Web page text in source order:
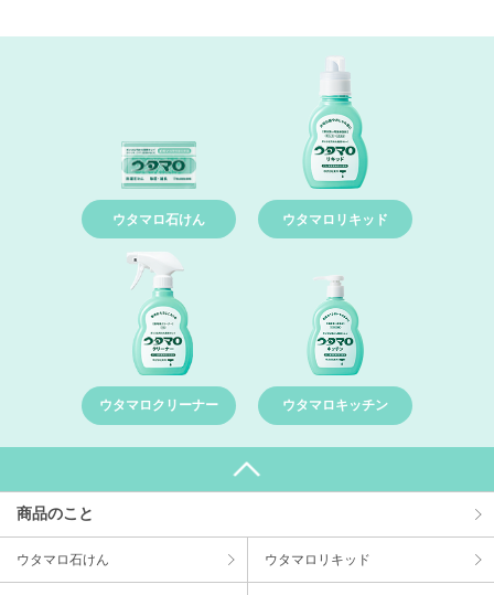
ウタマロ石けん ウタマロリキッド
ウタマロクリーナー ウタマロキッチン
商品のこと
ウタマロ⽯けん ウタマロリキッド